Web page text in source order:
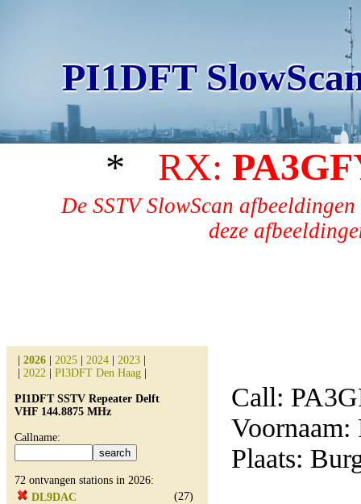
PI1DFT
* RX:
De SSTV SlowScan
deze
2026 2025 2024 2023
2022 PI3DFT Den Haag
PI1DFT SSTV Repeater Delft
VHF 144.8875 MHz
Callname:
72 ontvangen stations in 2026:
DL9DAC
(27)
Call:
Voornaam:
Plaats: